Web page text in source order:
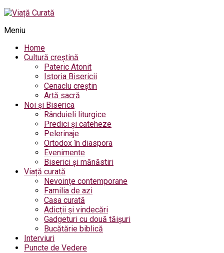
Meniu
Home
Cultură creștină
Pateric Atonit
Istoria Bisericii
Cenaclu creștin
Artă sacră
Noi și Biserica
Rânduieli liturgice
Predici și cateheze
Pelerinaje
Ortodox în diaspora
Evenimente
Biserici și mănăstiri
Viață curată
Nevoințe contemporane
Familia de azi
Casa curată
Adicții și vindecări
Gadgeturi cu două tăișuri
Bucătărie biblică
Interviuri
Puncte de Vedere